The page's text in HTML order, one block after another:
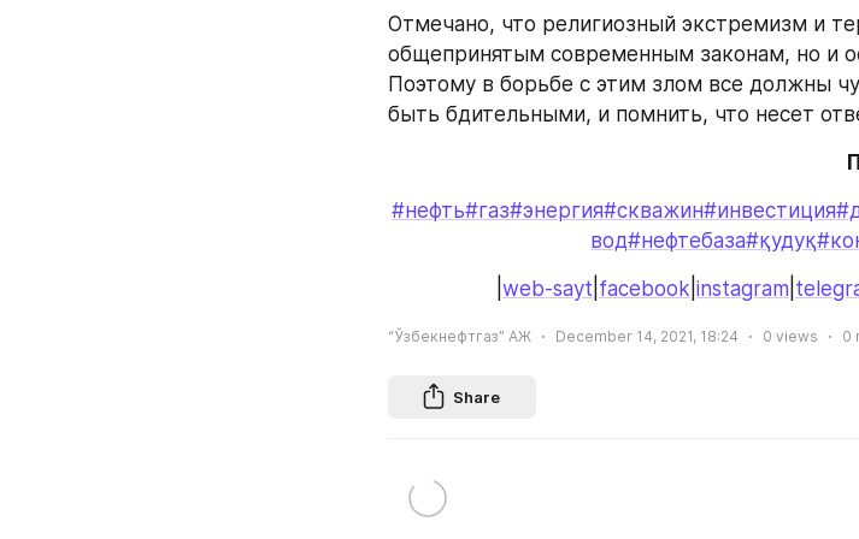
Отмечано, что религиозный экстремизм и
общепринятым современным законам, но и
Поэтому в борьбе с этим злом все должны
быть бдительными, и помнить, что несет
#нефть#газ#энергия#скважин#инвестиция
вод#нефтебаза#қудуқ
web-sayt facebook instagram
“Ўзбекнефтгаз” АЖ December 14, 2021, 18:24 0 views 0
Share